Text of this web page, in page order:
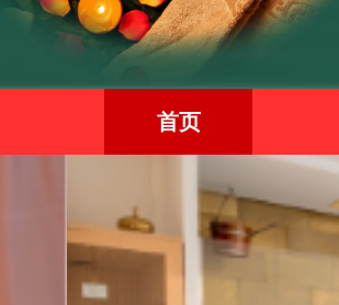
首页